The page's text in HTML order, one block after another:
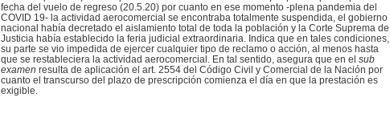
fecha del vuelo de regreso (20.5.20) por cuanto en ese momento -plena pandemia del
COVID 19- la actividad aerocomercial se encontraba totalmente suspendida, el gobierno
nacional había decretado el aislamiento total de toda la población y la Corte Suprema de
Justicia había establecido la feria judicial extraordinaria. Indica que en tales condiciones,
su parte se vio impedida de ejercer cualquier tipo de reclamo o acción, al menos hasta
que se restableciera la actividad aerocomercial. En tal sentido, asegura que en el sub
examen resulta de aplicación el art. 2554 del Código Civil y Comercial de la Nación por
cuanto el transcurso del plazo de prescripción comienza el día en que la prestación es
exigible.